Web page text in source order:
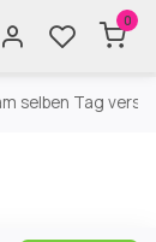
0
selben Tag